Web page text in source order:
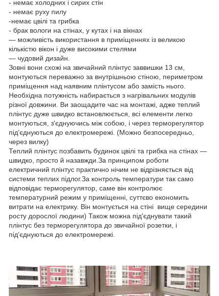
- немає холодних і сирих стін
- немає руху пилу
-немає цвілі та грибка
- брак вологи на стінах, у кутах і на вікнах
— можливість використання в приміщеннях із великою
кількістю вікон і дуже високими стелями
— чудовий дизайн.
Зовні вони схожі на звичайний плінтус заввишки 13 см,
монтуються переважно за внутрішньою стіною, периметром
приміщення над наявним плінтусом або замість нього.
Необхідна потужність набирається з нагрівальних модулів
різної довжини. Ви заощадите час на монтажі, адже теплий
плінтус дуже швидко встановлюється, всі елементи легко
монтуються, з'єднуючись між собою, і через терморегулятор
під'єднуються до електромережі. (Можно безпосередньо,
через вилку)
Теплий плінтус позбавить будинок цвілі та грибка на стінах —
швидко, просто й назавжди.За принципом роботи
електричний плінтус практично нічим не відрізняється від
системи теплих підлог.За контроль температури так само
відповідає терморегулятор, саме він контролює
температурний режим у приміщенні, суттєво економить
витрати на електрику. Він монтується на стіні вище середини
росту дорослої людини) Також можна під'єднувати такий
плінтус без терморегулятора до звичайної розетки, і
під'єднуються до електромережі.